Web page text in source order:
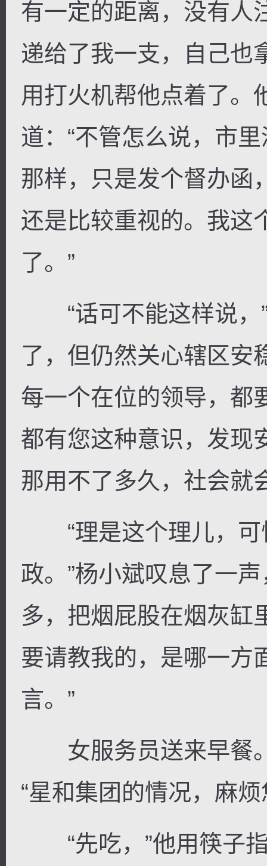
有一定的距离，没有人
递给了我一支，自己也
用打火机帮他点着了。
道：“不管怎么说，市
那样，只是发个督办函
还是比较重视的。我这
了。”
“话可不能这样说，”
了，但仍然关心辖区安
每一个在位的领导，都
都有您这种意识，发现
那用不了多久，社会就
“理是这个理儿，可
政。”杨小斌叹息了一
多，把烟屁股在烟灰缸
要请教我的，是哪一方
言。”
女服务员送来早餐
“星和集团的情况，麻
“先吃，”他用筷子指